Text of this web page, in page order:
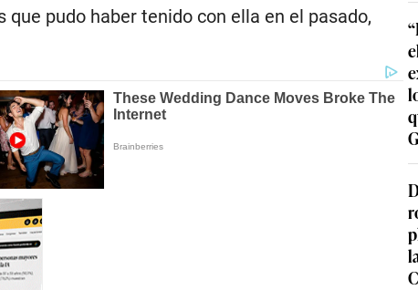
pudo haber tenido con ella en el pasado,